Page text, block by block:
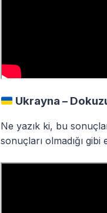
Ukrayna –
Ne yazık ki, bu
sonuçları olmadığı